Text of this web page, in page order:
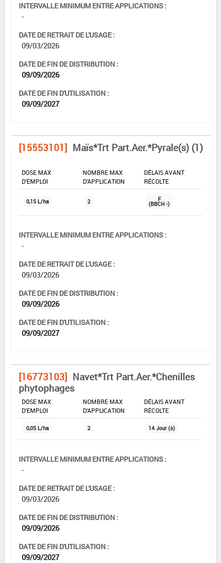
INTERVALLE MINIMUM ENTRE APPLICATIONS :
-
DATE DE RETRAIT DE L'USAGE :
09/03/2026
DATE DE FIN DE DISTRIBUTION :
09/09/2026
DATE DE FIN D'UTILISATION :
09/09/2027
[15553101] Maïs*Trt Part.Aer.*Pyrale(s) (1)
DOSE MAX
D'EMPLOI
NOMBRE MAX
D'APPLICATION
DÉLAIS AVANT
RÉCOLTE
0,15 L/ha 2 F
(BBCH -)
INTERVALLE MINIMUM ENTRE APPLICATIONS :
-
DATE DE RETRAIT DE L'USAGE :
09/03/2026
DATE DE FIN DE DISTRIBUTION :
09/09/2026
DATE DE FIN D'UTILISATION :
09/09/2027
[16773103] Navet*Trt Part.Aer.*Chenilles
phytophages
DOSE MAX
D'EMPLOI
NOMBRE MAX
D'APPLICATION
DÉLAIS AVANT
RÉCOLTE
0,05 L/ha 2 14 Jour (s)
INTERVALLE MINIMUM ENTRE APPLICATIONS :
-
DATE DE RETRAIT DE L'USAGE :
09/03/2026
DATE DE FIN DE DISTRIBUTION :
09/09/2026
DATE DE FIN D'UTILISATION :
09/09/2027